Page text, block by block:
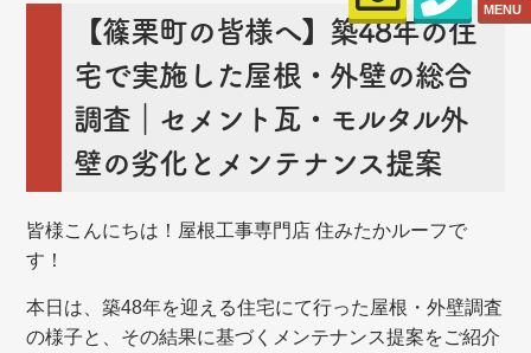
MENU
【篠栗町の皆様へ】築48年の住
宅で実施した屋根・外壁の総合
調査｜セメント瓦・モルタル外
壁の劣化とメンテナンス提案
皆様こんにちは！屋根工事専門店 住みたかルーフで
す！
本日は、築48年を迎える住宅にて行った屋根・外壁調査
の様子と、その結果に基づくメンテナンス提案をご紹介